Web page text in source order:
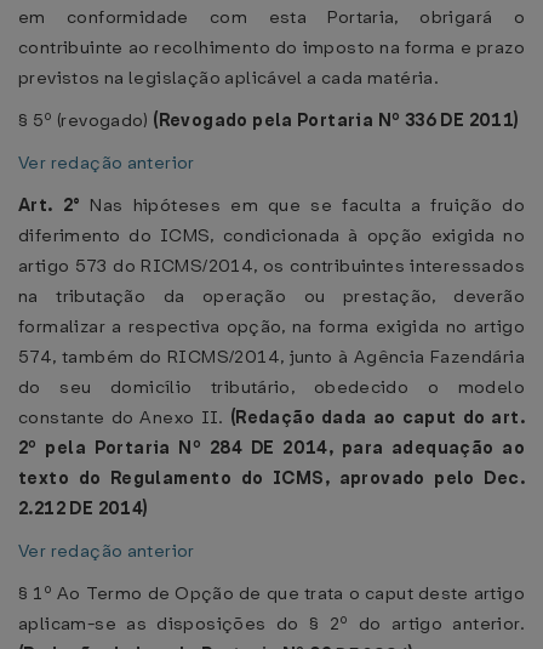
em conformidade com esta Portaria, obrigará o
contribuinte ao recolhimento do imposto na forma e prazo
previstos na legislação aplicável a cada matéria.
§ 5º (revogado) (Revogado pela Portaria Nº 336 DE 2011)
Ver redação anterior
Art. 2° Nas hipóteses em que se faculta a fruição do
diferimento do ICMS, condicionada à opção exigida no
artigo 573 do RICMS/2014, os contribuintes interessados
na tributação da operação ou prestação, deverão
formalizar a respectiva opção, na forma exigida no artigo
574, também do RICMS/2014, junto à Agência Fazendária
do seu domicílio tributário, obedecido o modelo
constante do Anexo II. (Redação dada ao caput do art.
2º pela Portaria Nº 284 DE 2014, para adequação ao
texto do Regulamento do ICMS, aprovado pelo Dec.
2.212 DE 2014)
Ver redação anterior
§ 1º Ao Termo de Opção de que trata o caput deste artigo
aplicam-se as disposições do § 2º do artigo anterior.